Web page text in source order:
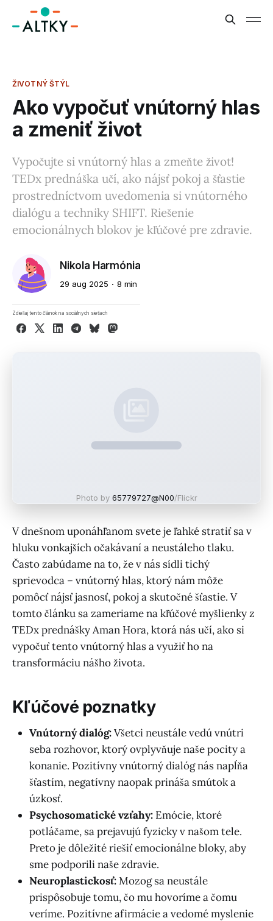
ŽIVOTNÝ ŠTÝL
Ako vypočuť vnútorný hlas
a zmeniť život
Vypočujte si vnútorný hlas a zmeňte život!
TEDx prednáška učí, ako nájsť pokoj a šťastie
prostredníctvom uvedomenia si vnútorného
dialógu a techniky SHIFT. Riešenie
emocionálnych blokov je kľúčové pre zdravie.
Nikola Harmónia
29 aug 2025 8 min
Zdieľaj tento článok na sociálnych sieťach
Facebook
X LinkedInTelegram
BlueskyMastodon
Photo by 65779727@N00/Flickr
V dnešnom uponáhľanom svete je ľahké stratiť sa v
hluku vonkajších očakávaní a neustáleho tlaku.
Často zabúdame na to, že v nás sídli tichý
sprievodca – vnútorný hlas, ktorý nám môže
pomôcť nájsť jasnosť, pokoj a skutočné šťastie. V
tomto článku sa zameriame na kľúčové myšlienky z
TEDx prednášky Aman Hora, ktorá nás učí, ako si
vypočuť tento vnútorný hlas a využiť ho na
transformáciu nášho života.
Kľúčové poznatky
Vnútorný dialóg:Všetci neustále vedú vnútri
seba rozhovor, ktorý ovplyvňuje naše pocity a
konanie. Pozitívny vnútorný dialóg nás napĺňa
šťastím, negatívny naopak prináša smútok a
úzkosť.
Psychosomatické vzťahy: Emócie, ktoré
potláčame, sa prejavujú fyzicky v našom tele.
Preto je dôležité riešiť emocionálne bloky, aby
sme podporili naše zdravie.
Neuroplastickosť:Mozog sa neustále
prispôsobuje tomu, čo mu hovoríme a čomu
veríme. Pozitívne afirmácie a vedomé myslenie